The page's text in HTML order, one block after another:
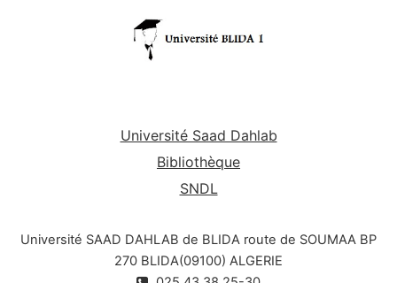
Université Saad Dahlab
Bibliothèque
SNDL
Université SAAD DAHLAB de BLIDA route de SOUMAA BP
270 BLIDA(09100) ALGERIE